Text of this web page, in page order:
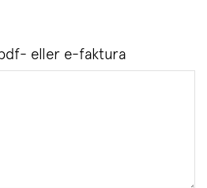
eller e-faktura